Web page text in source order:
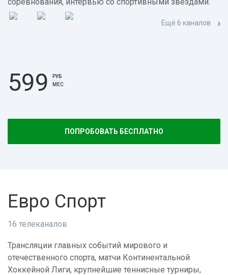
Ещё 6 каналов
599
РУБ
МЕС
ПОПРОБОВАТЬ БЕСПЛАТНО
Евро Спорт
16 телеканалов
Трансляции главных событий мирового и
отечественного спорта, матчи Континентальной
Хоккейной Лиги, крупнейшие теннисные турниры,